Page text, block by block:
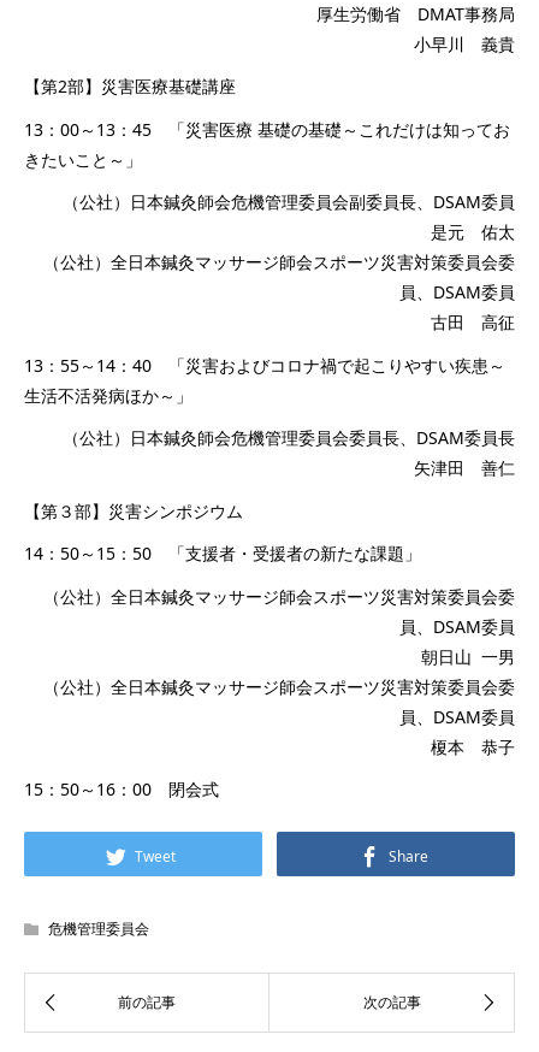
厚生労働省 DMAT事務局
小早川 義貴
【第2部】災害医療基礎講座
13：00～13：45 「災害医療 基礎の基礎～これだけは知ってお
きたいこと～」
（公社）日本鍼灸師会危機管理委員会副委員長、DSAM委員
是元 佑太
（公社）全日本鍼灸マッサージ師会スポーツ災害対策委員会委
員、DSAM委員
古田 高征
13：55～14：40 「災害およびコロナ禍で起こりやすい疾患～
生活不活発病ほか～」
（公社）日本鍼灸師会危機管理委員会委員長、DSAM委員長
矢津田 善仁
【第３部】災害シンポジウム
14：50～15：50 「支援者・受援者の新たな課題」
（公社）全日本鍼灸マッサージ師会スポーツ災害対策委員会委
員、DSAM委員
朝日山 一男
（公社）全日本鍼灸マッサージ師会スポーツ災害対策委員会委
員、DSAM委員
榎本 恭子
15：50～16：00 閉会式
Tweet Share
危機管理委員会